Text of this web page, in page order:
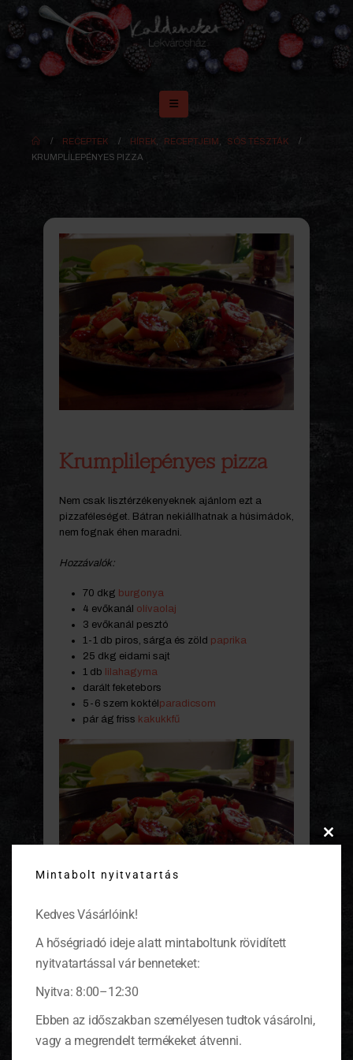
RECEPTEK HÍREK RECEPTJEIM
SÓS TÉSZTÁK
KRUMPLILEPÉNYES PIZZA
Krumplilepényes pizza
Nem csak lisztérzékenyeknek ajánlom ezt a
pizzaféleséget. Bátran nekiállhatnak a húsimádok,
nem fognak éhen maradni.
Hozzávalók:
70 dkg burgonya
4 evőkanál olívaolaj
3 evőkanál pesztó
1-1 db piros, sárga és zöld paprika
25 dkg eidami sajt
1 db lilahagyma
darált feketebors
5-6 szem koktél paradicsom
pár ág friss kakukkfű
Reszeljük le a megtisztított burgonyát
forrósítsunk fel egy evőkanálnyi olívaolajat, majd
tegyük bele a lereszelt burgonyát, kanál
süssük legalább öt percig, majd egy nagy
további öt percet. Vegyük le a tűzről és kenjük rá a
Mintabolt nyitvatartás
Kedves Vásárlóink!
A hőségriadó ideje alatt mintaboltunk rövidített
nyitvatartással vár benneteket:
Nyitva: 8:00–12:30
Ebben az időszakban személyesen tudtok vásárolni,
vagy a megrendelt termékeket átvenni.